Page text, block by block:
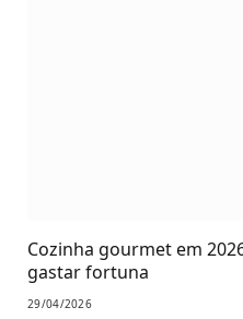
Cozinha gourmet em
gastar fortuna
29/04/2026